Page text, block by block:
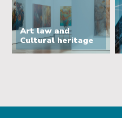
Art law and
Cultural heritage